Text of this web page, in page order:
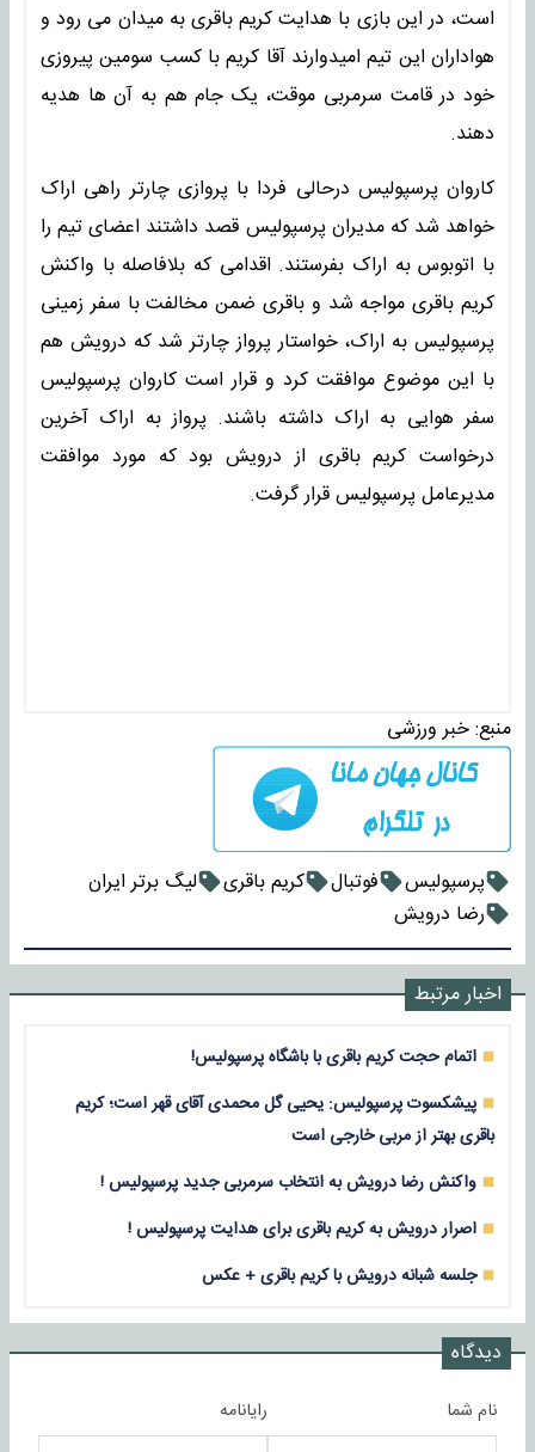
است، در این بازی با هدایت کریم باقری به میدان می رود و
هواداران این تیم امیدوارند آقا کریم با کسب سومین پیروزی
خود در قامت سرمربی موقت، یک جام هم به آن ها هدیه
دهند.
کاروان پرسپولیس درحالی فردا با پروازی چارتر راهی اراک
خواهد شد که مدیران پرسپولیس قصد داشتند اعضای تیم را
با اتوبوس به اراک بفرستند. اقدامی که بلافاصله با واکنش
کریم باقری مواجه شد و باقری ضمن مخالفت با سفر زمینی
پرسپولیس به اراک، خواستار پرواز چارتر شد که درویش هم
با این موضوع موافقت کرد و قرار است کاروان پرسپولیس
سفر هوایی به اراک داشته باشند. پرواز به اراک آخرین
درخواست کریم باقری از درویش بود که مورد موافقت
مدیرعامل پرسپولیس قرار گرفت.
منبع:خبر ورزشی
پرسپولیس فوتبال کریم باقری
لیگ برتر ایران
رضا درویش
اخبار مرتبط
اتمام حجت کریم باقری با باشگاه پرسپولیس!
پیشکسوت پرسپولیس: یحیی گل محمدی آقای قهر است؛ کریم
باقری بهتر از مربی خارجی است
واکنش رضا درویش به انتخاب سرمربی جدید پرسپولیس !
اصرار درویش به کریم باقری برای هدایت پرسپولیس !
جلسه شبانه درویش با کریم باقری + عکس
دیدگاه
نام شما رایانامه